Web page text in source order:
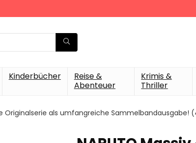
Kinderbücher
Reise &
Abenteuer
Krimis &
Thriller
Originalserie als umfangreiche Sammelbandausgabe!